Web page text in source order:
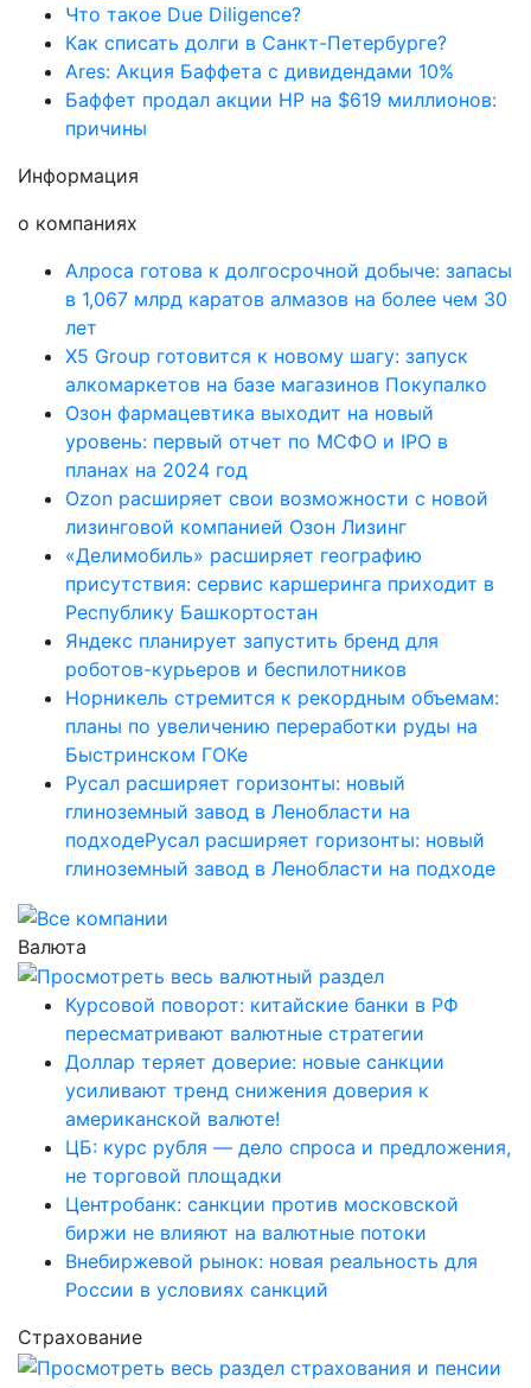
Что такое Due Diligence?
Как списать долги в Санкт-Петербурге?
Ares: Акция Баффета с дивидендами 10%
Баффет продал акции HP на $619 миллионов:
причины
Информация
о компаниях
Алроса готова к долгосрочной добыче: запасы
в 1,067 млрд каратов алмазов на более чем 30
лет
X5 Group готовится к новому шагу: запуск
алкомаркетов на базе магазинов Покупалко
Озон фармацевтика выходит на новый
уровень: первый отчет по МСФО и IPO в
планах на 2024 год
Ozon расширяет свои возможности с новой
лизинговой компанией Озон Лизинг
«Делимобиль» расширяет географию
присутствия: сервис каршеринга приходит в
Республику Башкортостан
Яндекс планирует запустить бренд для
роботов-курьеров и беспилотников
Норникель стремится к рекордным объемам:
планы по увеличению переработки руды на
Быстринском ГОКе
Русал расширяет горизонты: новый
глиноземный завод в Ленобласти на
подходеРусал расширяет горизонты: новый
глиноземный завод в Ленобласти на подходе
Валюта
Курсовой поворот: китайские банки в РФ
пересматривают валютные стратегии
Доллар теряет доверие: новые санкции
усиливают тренд снижения доверия к
американской валюте!
ЦБ: курс рубля — дело спроса и предложения,
не торговой площадки
Центробанк: санкции против московской
биржи не влияют на валютные потоки
Внебиржевой рынок: новая реальность для
России в условиях санкций
Страхование